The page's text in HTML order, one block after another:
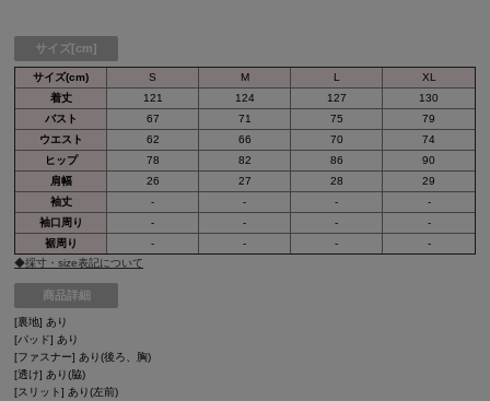
サイズ[cm]
サイズ(cm) S M L
XL
着丈
121 124 127
130
バスト
67 71 75
79
ウエスト
62 66 70
74
ヒップ
78 82 86
90
肩幅
26 27 28
29
袖丈
- - -
-
袖口周り
- - -
-
裾周り
- - -
-
◆採寸・size表記について
商品詳細
[裏地] あり
[パッド] あり
[ファスナー] あり(後ろ、胸)
[透け] あり(脇)
[スリット] あり(左前)